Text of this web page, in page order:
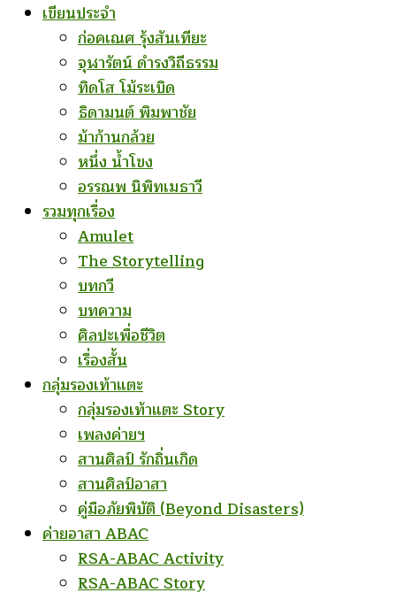
เขียนประจำ
ก่อคเณศ รุ้งสันเทียะ
จุฬารัตน์ ดำรงวิถีธรรม
ทิดโส โม้ระเบิด
ธิดามนต์ พิมพาชัย
ม้าก้านกล้วย
หนึ่ง น้ำโขง
อรรณพ นิพิทเมธาวี
รวมทุกเรื่อง
Amulet
The Storytelling
บทกวี
บทความ
ศิลปะเพื่อชีวิต
เรื่องสั้น
กลุ่มรองเท้าแตะ
กลุ่มรองเท้าแตะ Story
เพลงค่ายฯ
สานศิลป์ รักถิ่นเกิด
สานศิลป์อาสา
คู่มือภัยพิบัติ (Beyond Disasters)
ค่ายอาสา ABAC
RSA-ABAC Activity
RSA-ABAC Story